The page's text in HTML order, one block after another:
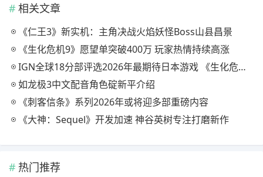
相关文章
《仁王3》新实机：主角决战火焰妖怪Boss山县昌景
《生化危机9》愿望单突破400万 玩家热情持续高涨
IGN全球18分部评选2026年最期待日本游戏 《生化危机9》登顶
如龙极3中文配音角色碇新平介绍
《刺客信条》系列2026年或将迎多部重磅内容
《大神：Sequel》开发加速 神谷英树专注打磨新作
热门推荐